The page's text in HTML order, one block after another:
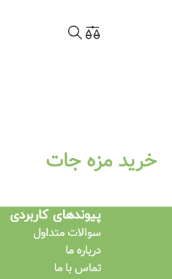
خرید مزه جات
پیوندهای کاربردی​
سوالات متداول
درباره ما
تماس با ما